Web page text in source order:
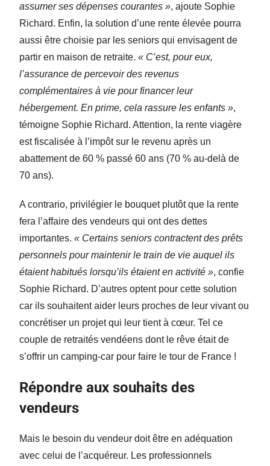
assumer ses dépenses courantes », ajoute Sophie
Richard. Enfin, la solution d’une rente élevée pourra
aussi être choisie par les seniors qui envisagent de
partir en maison de retraite. « C’est, pour eux,
l’assurance de percevoir des revenus
complémentaires à vie pour financer leur
hébergement. En prime, cela rassure les enfants »,
témoigne Sophie Richard. Attention, la rente viagère
est fiscalisée à l’impôt sur le revenu après un
abattement de 60 % passé 60 ans (70 % au-delà de
70 ans).
A contrario, privilégier le bouquet plutôt que la rente
fera l’affaire des vendeurs qui ont des dettes
importantes. « Certains seniors contractent des prêts
personnels pour maintenir le train de vie auquel ils
étaient habitués lorsqu’ils étaient en activité », confie
Sophie Richard. D’autres optent pour cette solution
car ils souhaitent aider leurs proches de leur vivant ou
concrétiser un projet qui leur tient à cœur. Tel ce
couple de retraités vendéens dont le rêve était de
s’offrir un camping-car pour faire le tour de France !
Répondre aux souhaits des
vendeurs
Mais le besoin du vendeur doit être en adéquation
avec celui de l’acquéreur. Les professionnels